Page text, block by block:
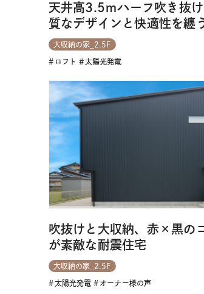
天井高3.5ｍハーフ吹き抜
質なデザインと快適性を纏
大収納の家_2.5F
ロフト 太陽光発電
吹抜けと大収納、赤×黒の
が素敵な耐震住宅
大収納の家_2.5F
太陽光発電 オーナー様の声